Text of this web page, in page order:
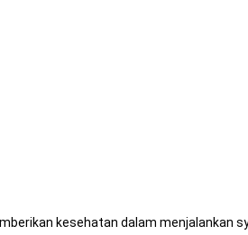
kesehatan dalam menjalankan